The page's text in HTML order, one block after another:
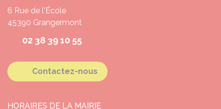
6 Rue de l'École
45390 Grangermont
02 38 39 10 55
Contactez-nous
HORAIRES DE LA MAIRIE